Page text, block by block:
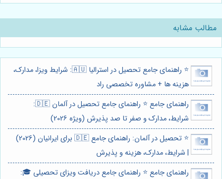
مطالب مشابه
⭐️ راهنمای جامع تحصیل در استرالیا 🇦🇺: شرایط ویزا، مدارک،
هزینه ها + مشاوره تخصصی راد
راهنمای جامع ⭐️ راهنمای جامع تحصیل در آلمان 🇩🇪:
شرایط، مدارک و صفر تا صد پذیرش (ویژه 2026)
⭐️ تحصیل در آلمان: راهنمای جامع 🇩🇪 برای ایرانیان (2026)
| شرایط، مدارک، هزینه و پذیرش
راهنمای جامع ⭐️ راهنمای جامع دریافت ویزای تحصیلی 🎓: